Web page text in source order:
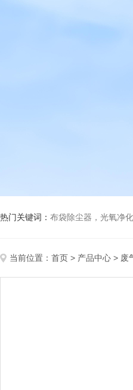
热门关键词： 布袋除尘器，光氧净化器，等
当前位置： 首页 > 产品中心 > 废